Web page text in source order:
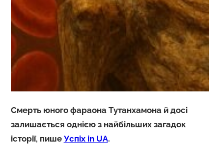
Смерть юного фараона Тутанхамона й досі
залишається однією з найбільших загадок
історії, пише Успіх in UA.